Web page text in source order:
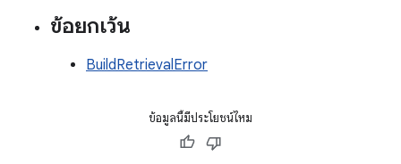
ข้อยกเว้น
BuildRetrievalError
ข้อมูลนี้มีประโยชน์ไหม